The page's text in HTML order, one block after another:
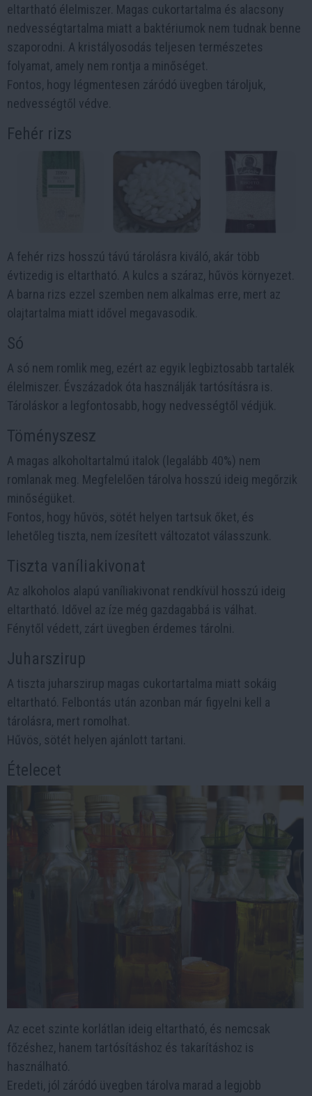
eltartható élelmiszer. Magas cukortartalma és alacsony
nedvességtartalma miatt a baktériumok nem tudnak benne
szaporodni. A kristályosodás teljesen természetes
folyamat, amely nem rontja a minőséget.
Fontos, hogy légmentesen záródó üvegben tároljuk,
nedvességtől védve.
Fehér rizs
A fehér rizs hosszú távú tárolásra kiváló, akár több
évtizedig is eltartható. A kulcs a száraz, hűvös környezet.
A barna rizs ezzel szemben nem alkalmas erre, mert az
olajtartalma miatt idővel megavasodik.
Só
A só nem romlik meg, ezért az egyik legbiztosabb tartalék
élelmiszer. Évszázadok óta használják tartósításra is.
Tároláskor a legfontosabb, hogy nedvességtől védjük.
Töményszesz
A magas alkoholtartalmú italok (legalább 40%) nem
romlanak meg. Megfelelően tárolva hosszú ideig megőrzik
minőségüket.
Fontos, hogy hűvös, sötét helyen tartsuk őket, és
lehetőleg tiszta, nem ízesített változatot válasszunk.
Tiszta vaníliakivonat
Az alkoholos alapú vaníliakivonat rendkívül hosszú ideig
eltartható. Idővel az íze még gazdagabbá is válhat.
Fénytől védett, zárt üvegben érdemes tárolni.
Juharszirup
A tiszta juharszirup magas cukortartalma miatt sokáig
eltartható. Felbontás után azonban már figyelni kell a
tárolásra, mert romolhat.
Hűvös, sötét helyen ajánlott tartani.
Ételecet
Az ecet szinte korlátlan ideig eltartható, és nemcsak
főzéshez, hanem tartósításhoz és takarításhoz is
használható.
Eredeti, jól záródó üvegben tárolva marad a legjobb